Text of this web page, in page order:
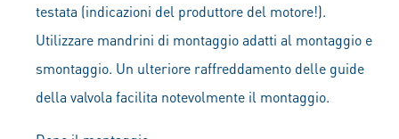
testata (indicazioni del produttore del motore!).
Utilizzare mandrini di montaggio adatti al montaggio e
smontaggio. Un ulteriore raffreddamento delle guide
della valvola facilita notevolmente il montaggio.